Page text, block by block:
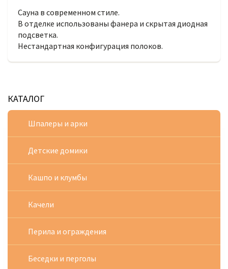
Сауна в современном стиле.
В отделке использованы фанера и скрытая диодная
подсветка.
Нестандартная конфигурация полоков.
КАТАЛОГ
Шпалеры и арки
Детские домики
Кашпо и клумбы
Качели
Перила и ограждения
Беседки и перголы